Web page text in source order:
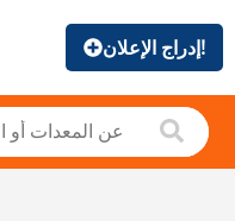
إدراج الإعلان!